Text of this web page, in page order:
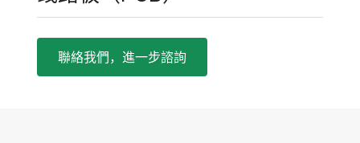
聯絡我們，進一步諮詢